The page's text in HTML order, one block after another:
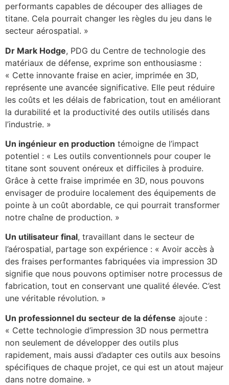
performants capables de découper des alliages de
titane. Cela pourrait changer les règles du jeu dans le
secteur aérospatial. »
Dr Mark Hodge, PDG du Centre de technologie des
matériaux de défense, exprime son enthousiasme :
« Cette innovante fraise en acier, imprimée en 3D,
représente une avancée significative. Elle peut réduire
les coûts et les délais de fabrication, tout en améliorant
la durabilité et la productivité des outils utilisés dans
l’industrie. »
Un ingénieur en production témoigne de l’impact
potentiel : « Les outils conventionnels pour couper le
titane sont souvent onéreux et difficiles à produire.
Grâce à cette fraise imprimée en 3D, nous pouvons
envisager de produire localement des équipements de
pointe à un coût abordable, ce qui pourrait transformer
notre chaîne de production. »
Un utilisateur final, travaillant dans le secteur de
l’aérospatial, partage son expérience : « Avoir accès à
des fraises performantes fabriquées via impression 3D
signifie que nous pouvons optimiser notre processus de
fabrication, tout en conservant une qualité élevée. C’est
une véritable révolution. »
Un professionnel du secteur de la défense ajoute :
« Cette technologie d’impression 3D nous permettra
non seulement de développer des outils plus
rapidement, mais aussi d’adapter ces outils aux besoins
spécifiques de chaque projet, ce qui est un atout majeur
dans notre domaine. »